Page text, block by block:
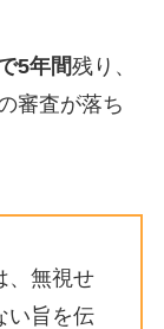
5年間残り、
審査が落ち
、無視せ
い旨を伝